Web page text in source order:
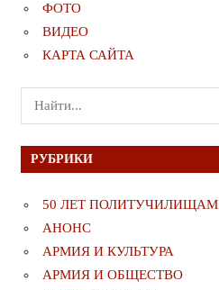
ФОТО
ВИДЕО
КАРТА САЙТА
Поиск
для:
РУБРИКИ
50 ЛЕТ ПОЛИТУЧИЛИЩАМ
АНОНС
АРМИЯ И КУЛЬТУРА
АРМИЯ И ОБЩЕСТВО